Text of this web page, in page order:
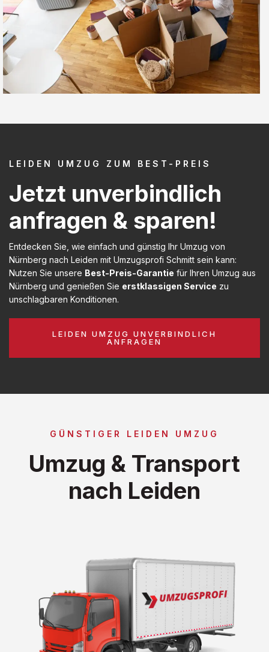
LEIDEN UMZUG ZUM BEST-PREIS
Jetzt unverbindlich
anfragen & sparen!
Entdecken Sie, wie einfach und günstig Ihr Umzug von
Nürnberg nach Leiden mit Umzugsprofi Schmitt sein kann:
Nutzen Sie unsere Best-Preis-Garantie für Ihren Umzug aus
Nürnberg und genießen Sie erstklassigen Service zu
unschlagbaren Konditionen.
LEIDEN UMZUG UNVERBINDLICH
ANFRAGEN
GÜNSTIGER LEIDEN UMZUG
Umzug & Transport
nach Leiden